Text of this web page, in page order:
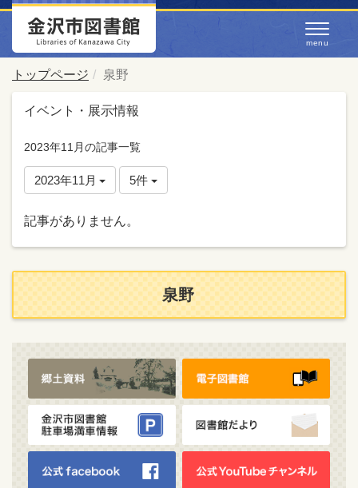
トップページ 泉野
イベント・展示情報
2023年11月の記事一覧
2023年11月 5件
記事がありません。
泉野